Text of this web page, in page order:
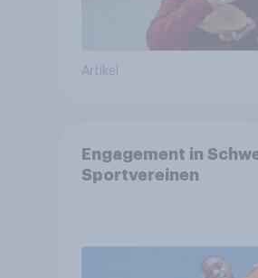
Artikel
Engagement in
Sportvereinen